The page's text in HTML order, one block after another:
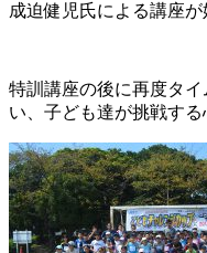
成迫健児氏による講座
特訓講座の後に再度タ
い、子ども達が挑戦す